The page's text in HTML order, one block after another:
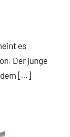
es
Der junge
dem […]